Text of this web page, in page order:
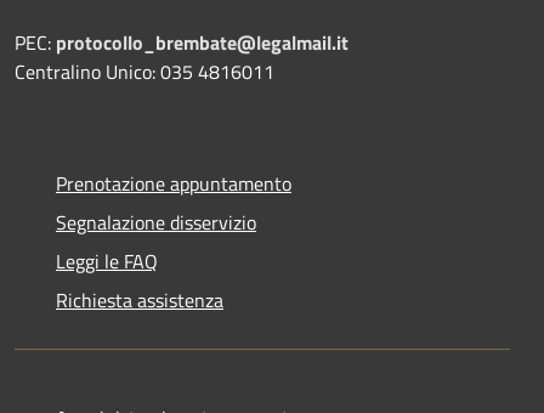
PEC: protocollo_brembate@legalmail.it
Centralino Unico: 035 4816011
Prenotazione appuntamento
Segnalazione disservizio
Leggi le FAQ
Richiesta assistenza